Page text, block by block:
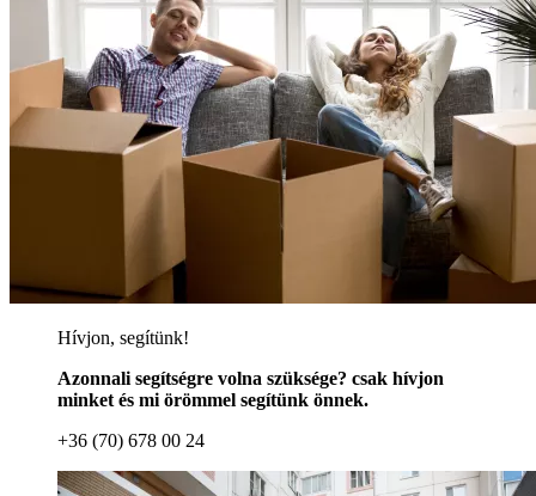
Hívjon, segítünk!
Azonnali segítségre volna szüksége? csak hívjon
minket és mi örömmel segítünk önnek.
+36 (70) 678 00 24